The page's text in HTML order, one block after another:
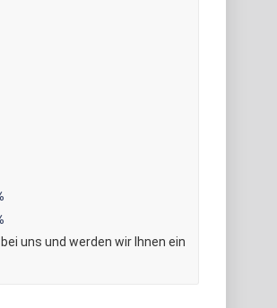
uns und werden wir Ihnen ein